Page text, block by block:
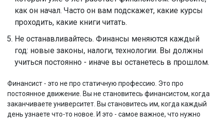
как он начал. Часто он вам подскажет, какие курсы
проходить, какие книги читать.
Не останавливайтесь. Финансы меняются каждый
год: новые законы, налоги, технологии. Вы должны
учиться постоянно - иначе вы останетесь в прошлом.
Финансист - это не про статичную профессию. Это про
постоянное движение. Вы не становитесь финансистом, когда
заканчиваете университет. Вы становитесь им, когда каждый
день узнаете что-то новое. И это - самое важное, что нужно